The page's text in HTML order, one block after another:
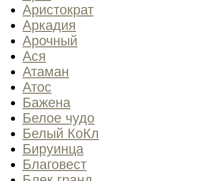
Аристократ
Аркадия
Арочный
Ася
Атаман
Атос
Бажена
Белое чудо
Белый КоКл
Бируинца
Благовест